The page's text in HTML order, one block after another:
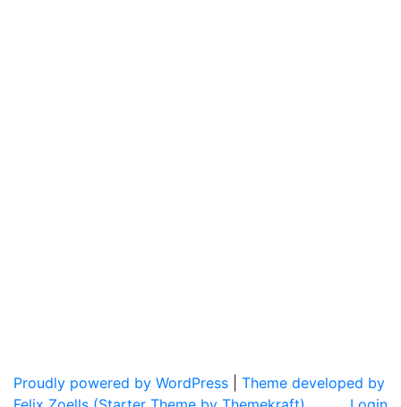
Proudly powered by WordPress
Theme developed by